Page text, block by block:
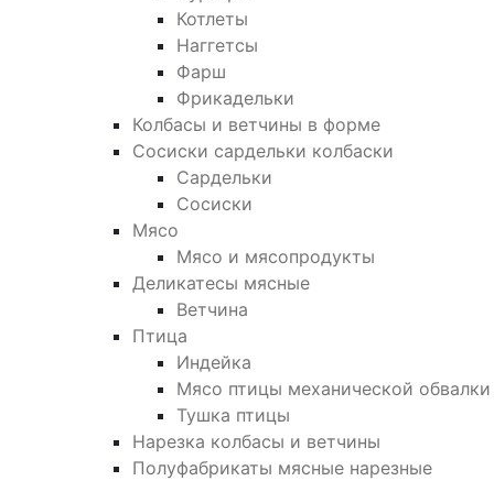
Котлеты
Наггетсы
Фарш
Фрикадельки
Колбасы и ветчины в форме
Сосиски сардельки колбаски
Сардельки
Сосиски
Мясо
Мясо и мясопродукты
Деликатесы мясные
Ветчина
Птица
Индейка
Мясо птицы механической обвалки
Тушка птицы
Нарезка колбасы и ветчины
Полуфабрикаты мясные нарезные